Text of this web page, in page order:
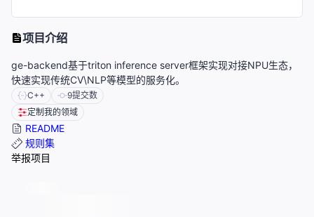
项目介绍
ge-backend基于triton inference server框架实现对接NPU生态，
快速实现传统CV\NLP等模型的服务化。
C++ 9提交数
定制我的领域
README
规则集
举报项目